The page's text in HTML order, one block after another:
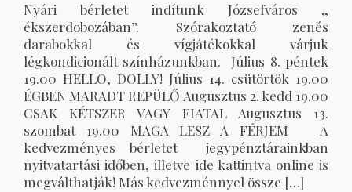
Nyári bérletet indítunk Józsefváros „
ékszerdobozában”. Szórakoztató zenés
darabokkal és vígjátékokkal várjuk
légkondicionált színházunkban. Július 8. péntek
19.00 HELLO, DOLLY! Július 14. csütörtök 19.00
ÉGBEN MARADT REPÜLŐ Augusztus 2. kedd 19.00
CSAK KÉTSZER VAGY FIATAL Augusztus 13.
szombat 19.00 MAGA LESZ A FÉRJEM A
kedvezményes bérletet jegypénztárainkban
nyitvatartási időben, illetve ide kattintva online is
megválthatják! Más kedvezménnyel össze […]